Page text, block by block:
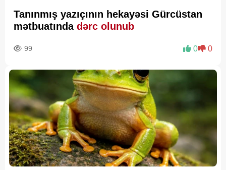
Tanınmış yazıçının hekayəsi Gürcüstan
mətbuatında dərc olunub
99 0 0